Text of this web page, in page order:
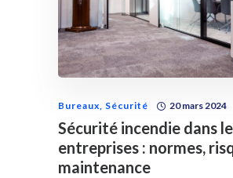
Bureaux, Sécurité 20 mars 2024
Sécurité incendie dans
entreprises : normes,
maintenance